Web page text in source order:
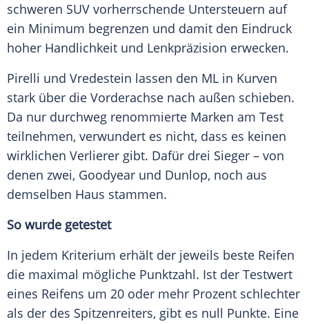
schweren SUV vorherrschende Untersteuern auf
ein Minimum begrenzen und damit den Eindruck
hoher Handlichkeit und Lenkpräzision erwecken.
Pirelli und Vredestein lassen den ML in Kurven
stark über die Vorderachse nach außen schieben.
Da nur durchweg renommierte Marken am Test
teilnehmen, verwundert es nicht, dass es keinen
wirklichen Verlierer gibt. Dafür drei Sieger – von
denen zwei, Goodyear und Dunlop, noch aus
demselben Haus stammen.
So wurde getestet
In jedem Kriterium erhält der jeweils beste Reifen
die maximal mögliche Punktzahl. Ist der Testwert
eines Reifens um 20 oder mehr Prozent schlechter
als der des Spitzenreiters, gibt es null Punkte. Eine